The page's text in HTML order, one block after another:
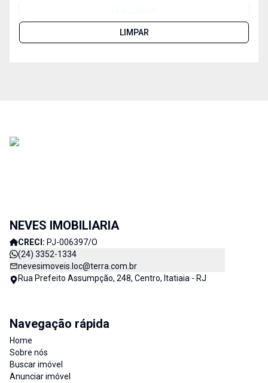
LIMPAR
NEVES IMOBILIARIA
CRECI: PJ-006397/O
(24) 3352-1334
nevesimoveis.loc@terra.com.br
Rua Prefeito Assumpção, 248, Centro, Itatiaia - RJ
Navegação rápida
Home
Sobre nós
Buscar imóvel
Anunciar imóvel